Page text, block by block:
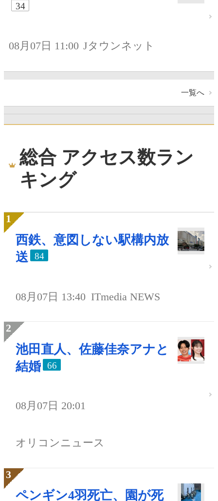
34
08月07日 11:00 Jタウンネット
一覧へ
総合 アクセス数ラン
キング
西鉄、意図しない駅構内放
送
84
08月07日 13:40 ITmedia NEWS
池田直人、佐藤佳奈アナと
結婚
66
08月07日 20:01
オリコンニュース
ペンギン4羽死亡、園が死